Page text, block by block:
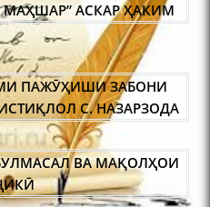
ПАЖӮҲИШИ ЗАБОНИ
С. НАЗАРЗОДА
ВА МАҚОЛҲОИ
ЗАБОНИ ТОҶИКӢ ДАР